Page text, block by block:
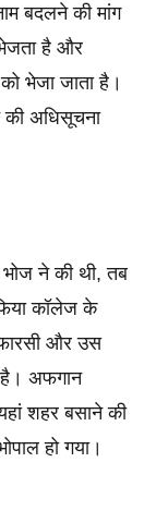
बदलने की मांग
है और
भेजा जाता है।
की अधिसूचना
भोज ने की थी, तब
कॉलेज के
और उस
है। अफगान
शहर बसाने की
हो गया।